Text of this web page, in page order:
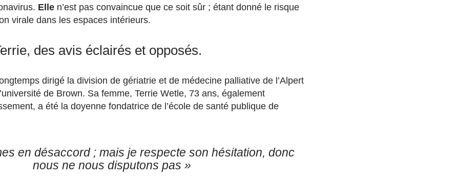
Elle n’est pas convaincue que ce soit sûr ; étant donné le risque
virale dans les espaces intérieurs.
des avis éclairés et opposés.
dirigé la division de gériatrie et de médecine palliative de l’Alpert
de Brown. Sa femme, Terrie Wetle, 73 ans, également
a été la doyenne fondatrice de l’école de santé publique de
en désaccord ; mais je respecte son hésitation, donc
nous ne nous disputons pas »